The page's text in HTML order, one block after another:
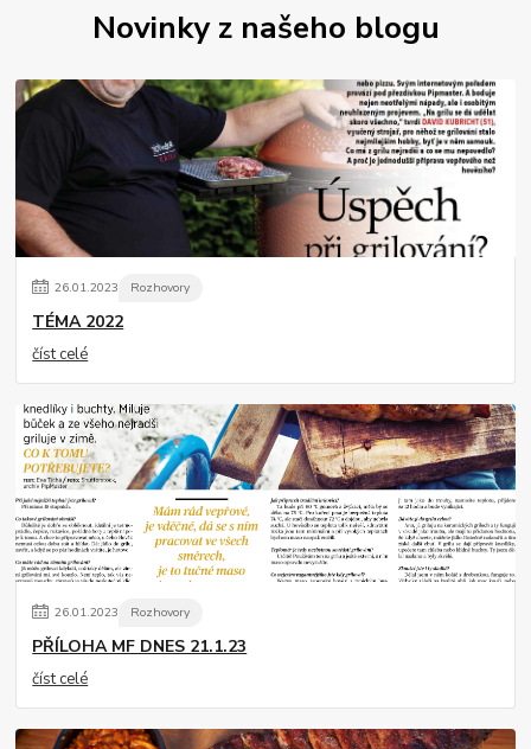
Novinky z našeho blogu
26.01.2023 Rozhovory
TÉMA 2022
číst celé
26.01.2023 Rozhovory
PŘÍLOHA MF DNES 21.1.23
číst celé